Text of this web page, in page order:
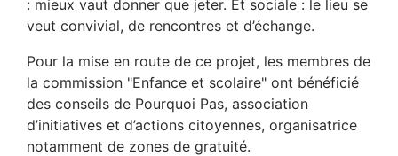
: mieux vaut donner que jeter. Et sociale : le lieu se
veut convivial, de rencontres et d’échange.
Pour la mise en route de ce projet, les membres de
la commission "Enfance et scolaire" ont bénéficié
des conseils de Pourquoi Pas, association
d’initiatives et d’actions citoyennes, organisatrice
notamment de zones de gratuité.